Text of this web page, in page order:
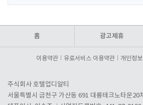
홈 광고제휴
이용약관 유료서비스 이용약관 개인정
주식회사 호텔업디알티
서울특별시 금천구 가산동 691 대륭테크노타운20